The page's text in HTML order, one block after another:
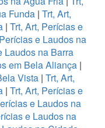
Funda| Trt, Art,
| Trt, Art, Perícias e
e Laudos na
Laudos na Barra
em Bela Aliança |
Vista| Trt, Art,
| Trt, Art, Perícias e
e Laudos na
e Laudos na